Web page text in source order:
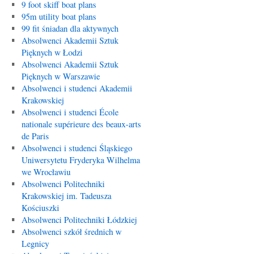
9 foot skiff boat plans
95m utility boat plans
99 fit śniadan dla aktywnych
Absolwenci Akademii Sztuk
Pięknych w Łodzi
Absolwenci Akademii Sztuk
Pięknych w Warszawie
Absolwenci i studenci Akademii
Krakowskiej
Absolwenci i studenci École
nationale supérieure des beaux-arts
de Paris
Absolwenci i studenci Śląskiego
Uniwersytetu Fryderyka Wilhelma
we Wrocławiu
Absolwenci Politechniki
Krakowskiej im. Tadeusza
Kościuszki
Absolwenci Politechniki Łódzkiej
Absolwenci szkół średnich w
Legnicy